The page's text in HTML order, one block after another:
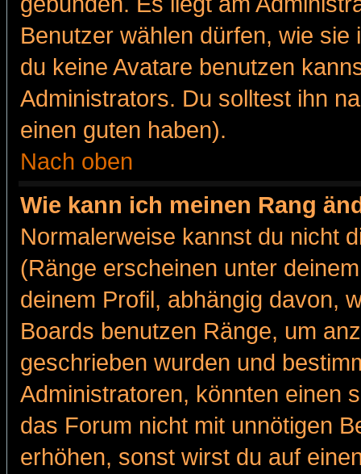
Benutzer wählen dürfen, wie
du keine Avatare benutzen
Administrators. Du solltest ihn
einen guten haben).
Nach oben
Wie kann ich meinen Rang
Normalerweise kannst du nicht
(Ränge erscheinen unter
deinem Profil, abhängig davon,
Boards benutzen Ränge, um
geschrieben wurden und
Administratoren, könnten einen
das Forum nicht mit unnötigen
erhöhen, sonst wirst du auf